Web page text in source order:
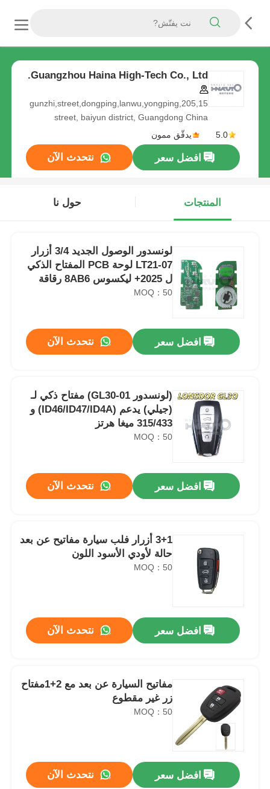
Guangzhou Haina High-Tech Co., Ltd.
205,15,gunzhi,street,dongping,lanwu,yongping
street, baiyun district, Guangdong China
5.0
يدقّق ممون
افضل سعر نتحدث الآن
المنتجات حول نا
لونسدور الوصول الجديد 3/4 أزرار
LT21-07 لوحة PCB المفتاح الذكي
ل 2025+ ليكسوس 8AB6 رقاقة
MOQ：50
افضل سعر نتحدث الآن
(لونسدور GL30-01) مفتاح ذكي لـ
(جيلي) يدعم (ID46/ID47/ID4A) و
315/433 ميغا هرتز
MOQ：50
افضل سعر نتحدث الآن
3+1 أزرار فلب سيارة مفاتيح عن بعد
حالة لأودي الأسود اللون
MOQ：50
افضل سعر نتحدث الآن
مفاتيح السيارة عن بعد مع 2+1مفتاح
زر غير مقطوع
MOQ：50
افضل سعر نتحدث الآن